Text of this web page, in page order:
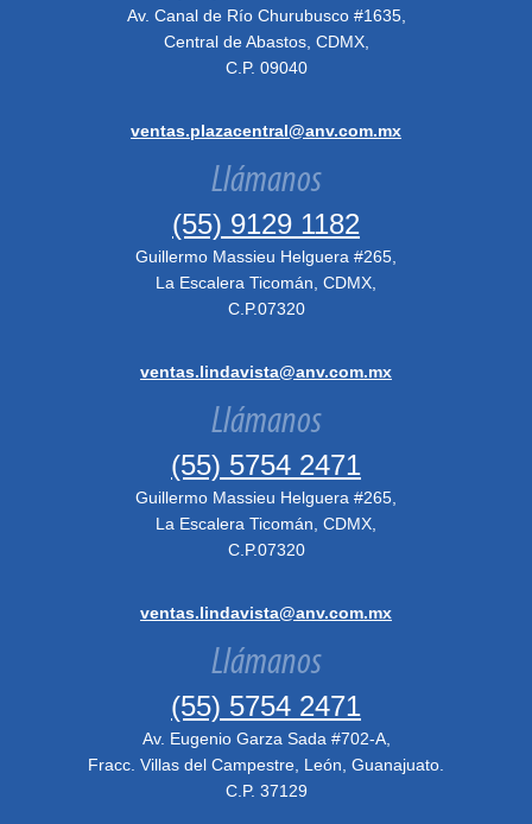
Av. Canal de Río Churubusco #1635,
Central de Abastos, CDMX,
C.P. 09040
ventas.plazacentral@anv.com.mx
Llámanos
(55) 9129 1182
Guillermo Massieu Helguera #265,
La Escalera Ticomán, CDMX,
C.P.07320
ventas.lindavista@anv.com.mx
Llámanos
(55) 5754 2471
Guillermo Massieu Helguera #265,
La Escalera Ticomán, CDMX,
C.P.07320
ventas.lindavista@anv.com.mx
Llámanos
(55) 5754 2471
Av. Eugenio Garza Sada #702-A,
Fracc. Villas del Campestre, León, Guanajuato.
C.P. 37129